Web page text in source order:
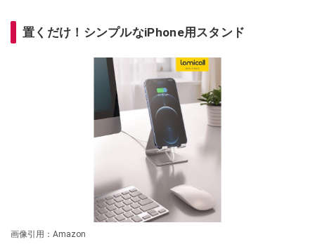
置くだけ！シンプルなiPhone用スタンド
画像引用：Amazon